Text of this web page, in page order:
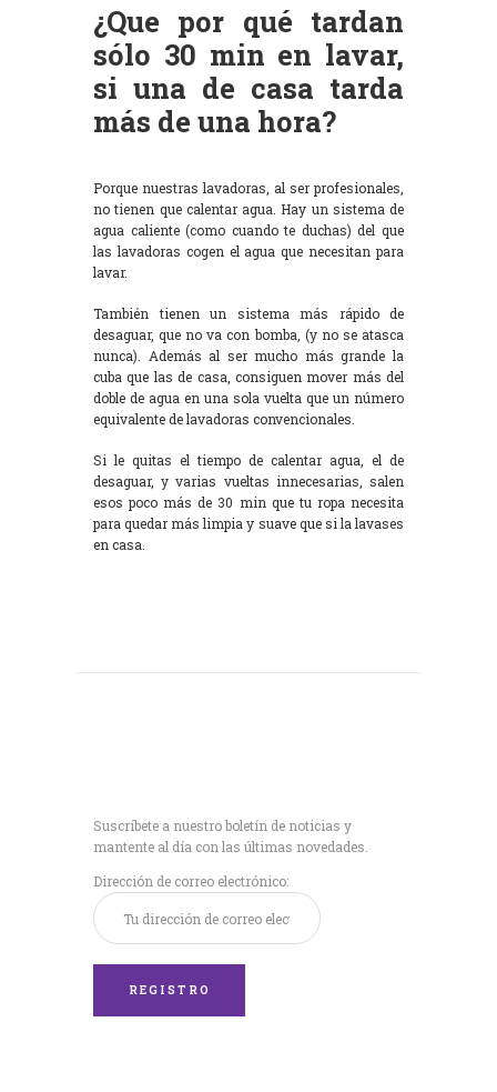
¿Que por qué tardan
sólo 30 min en lavar,
si una de casa tarda
más de una hora?
Porque nuestras lavadoras, al ser profesionales,
no tienen que calentar agua. Hay un sistema de
agua caliente (como cuando te duchas) del que
las lavadoras cogen el agua que necesitan para
lavar.
También tienen un sistema más rápido de
desaguar, que no va con bomba, (y no se atasca
nunca). Además al ser mucho más grande la
cuba que las de casa, consiguen mover más del
doble de agua en una sola vuelta que un número
equivalente de lavadoras convencionales.
Si le quitas el tiempo de calentar agua, el de
desaguar, y varias vueltas innecesarias, salen
esos poco más de 30 min que tu ropa necesita
para quedar más limpia y suave que si la lavases
en casa.
Suscríbete a nuestro boletín de noticias y
mantente al día con las últimas novedades.
Dirección de correo electrónico: